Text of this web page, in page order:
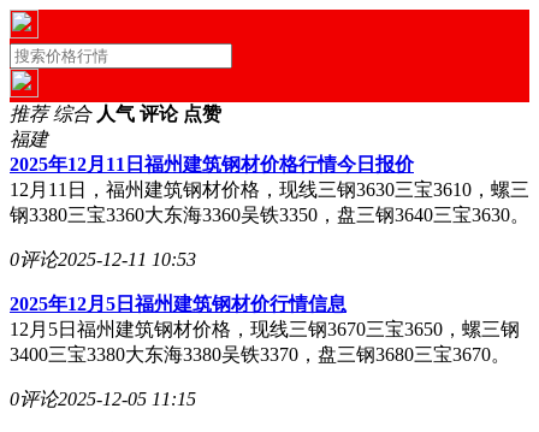
推荐 综合 人气 评论 点赞
福建
2025年12月11日福州建筑钢材价格行情今日报价
12月11日，福州建筑钢材价格，现线三钢3630三宝3610，螺三
钢3380三宝3360大东海3360吴铁3350，盘三钢3640三宝3630。
0评论2025-12-11 10:53
2025年12月5日福州建筑钢材价行情信息
12月5日福州建筑钢材价格，现线三钢3670三宝3650，螺三钢
3400三宝3380大东海3380吴铁3370，盘三钢3680三宝3670。
0评论2025-12-05 11:15